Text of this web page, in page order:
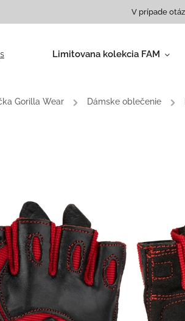
V prípade
Limitovana kolekcia FAM
Mikiny
Gorilla Wear / Dámske oblečenie /